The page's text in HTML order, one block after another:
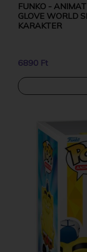
FUNKO -
GLOVE WORLD
KARAKTER
6890 Ft